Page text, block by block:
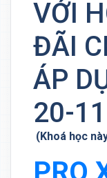
VỚI
ĐÃI
ÁP
20-
(Khoá học